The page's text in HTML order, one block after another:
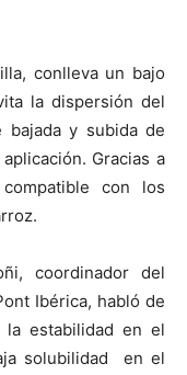
conlleva un bajo
la dispersión del
bajada y subida de
Gracias a
con los
coordinador del
Ibérica, habló de
la estabilidad en el
solubilidad en el